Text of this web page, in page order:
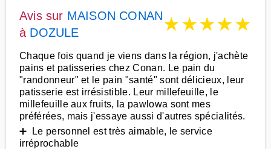
Avis sur MAISON CONAN
à DOZULE ★★★★★
Chaque fois quand je viens dans la région, j'achète
pains et patisseries chez Conan. Le pain du
"randonneur" et le pain "santé" sont délicieux, leur
patisserie est irrésistible. Leur millefeuille, le
millefeuille aux fruits, la pawlowa sont mes
préférées, mais j'essaye aussi d'autres spécialités.
➕ Le personnel est très aimable, le service
irréprochable